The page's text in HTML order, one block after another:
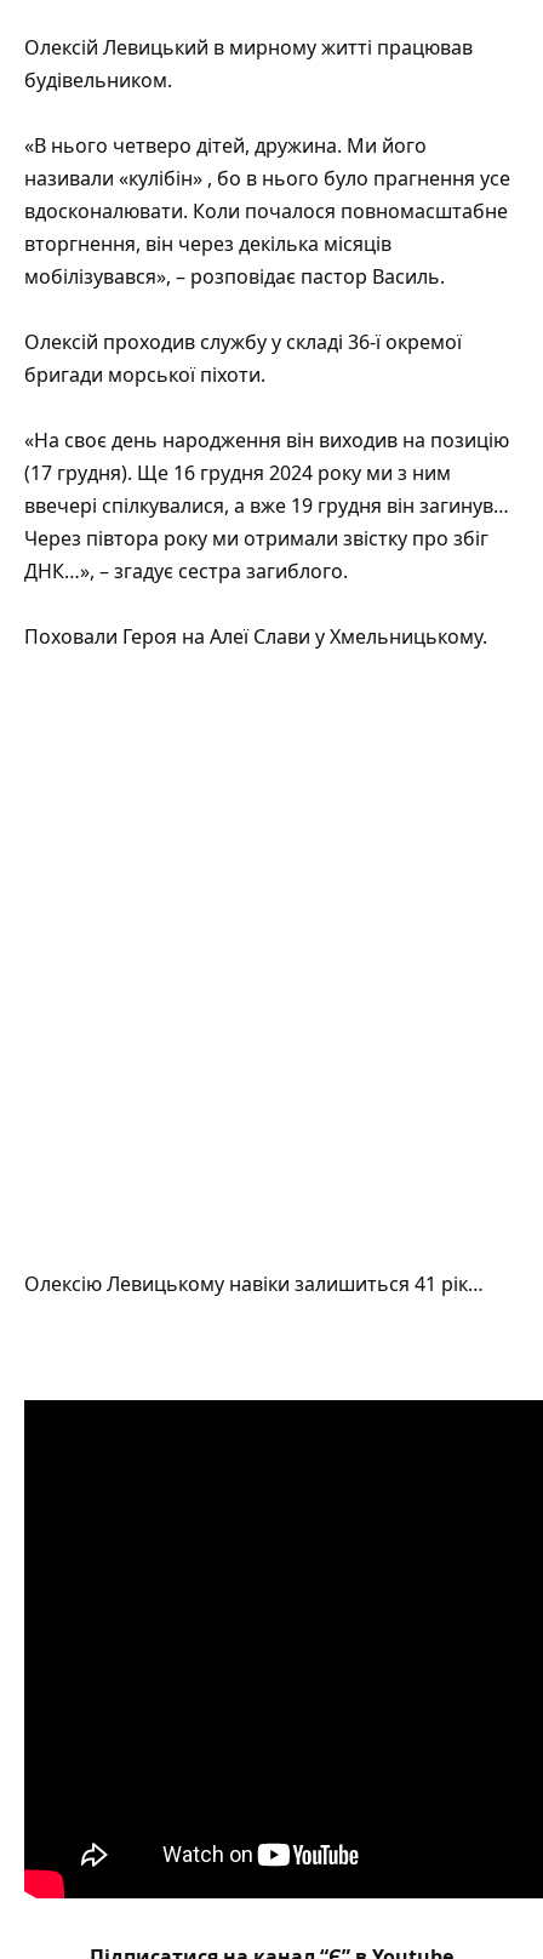
Олексій Левицький в мирному житті працював
будівельником.
«В нього четверо дітей, дружина. Ми його
називали «кулібін» , бо в нього було прагнення усе
вдосконалювати. Коли почалося повномасштабне
вторгнення, він через декілька місяців
мобілізувався», – розповідає пастор Василь.
Олексій проходив службу у складі 36-ї окремої
бригади морської піхоти.
«На своє день народження він виходив на позицію
(17 грудня). Ще 16 грудня 2024 року ми з ним
ввечері спілкувалися, а вже 19 грудня він загинув…
Через півтора року ми отримали звістку про збіг
ДНК…», – згадує сестра загиблого.
Поховали Героя на Алеї Слави у Хмельницькому.
Олексію Левицькому навіки залишиться 41 рік…